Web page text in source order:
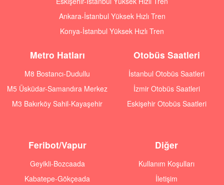
Ankara-İstanbul Yüksek Hızlı Tren
Konya-İstanbul Yüksek Hızlı Tren
Metro Hatları
M8 Bostancı-Dudullu
M5 Üsküdar-Samandıra Merkez
M3 Bakırköy Sahil-Kayaşehir
Otobüs Saatleri
İstanbul Otobüs Saatleri
İzmir Otobüs Saatleri
Eskişehir Otobüs Saatleri
Feribot/Vapur
Geyikli-Bozcaada
Kabatepe-Gökçeada
Diğer
Kullanım Koşulları
İletişim